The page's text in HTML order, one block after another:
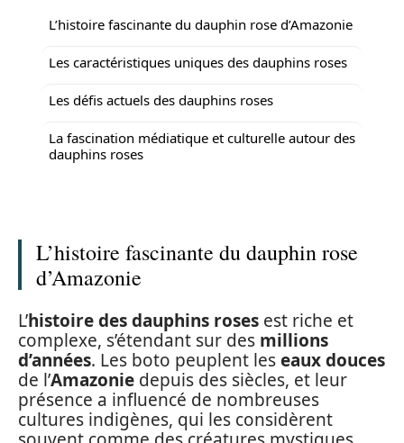
L’histoire fascinante du dauphin rose d’Amazonie
Les caractéristiques uniques des dauphins roses
Les défis actuels des dauphins roses
La fascination médiatique et culturelle autour des
dauphins roses
L’histoire fascinante du dauphin rose
d’Amazonie
L’histoire des dauphins roses est riche et
complexe, s’étendant sur des millions
d’années. Les boto peuplent leseaux douces
de l’Amazonie depuis des siècles, et leur
présence a influencé de nombreuses
cultures indigènes, qui les considèrent